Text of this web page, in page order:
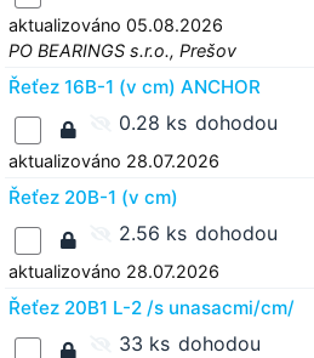
aktualizováno 05.08.2026
PO BEARINGS s.r.o., Prešov
Řeťez 16B-1 (v cm) ANCHOR
0.28 ks dohodou
aktualizováno 28.07.2026
Řeťez 20B-1 (v cm)
2.56 ks dohodou
aktualizováno 28.07.2026
Řeťez 20B1 L-2 /s unasacmi/cm/
33 ks dohodou